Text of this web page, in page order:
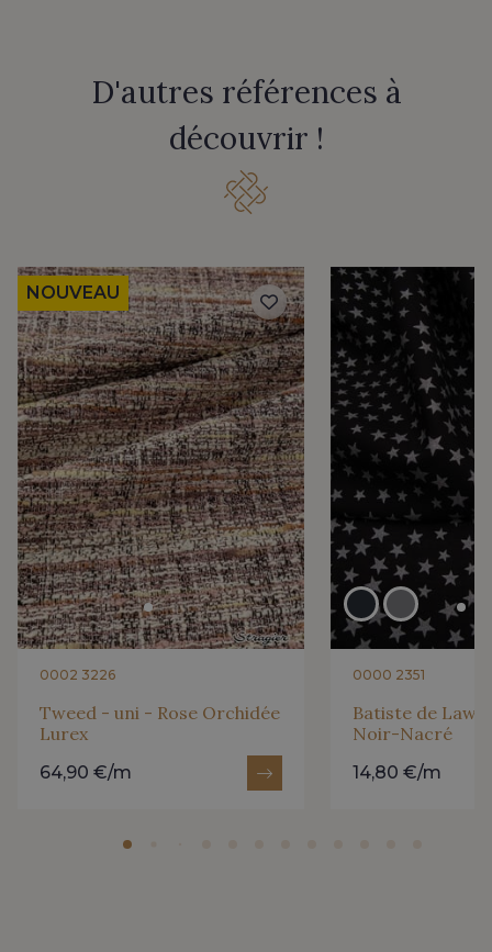
D'autres références à
découvrir !
NOUVEAU
0002 3226
Tweed - uni - Rose Orchidée
Lurex
64,90 €/m
0000 2351
Batiste de
Noir-Nacré
14,80 €/m